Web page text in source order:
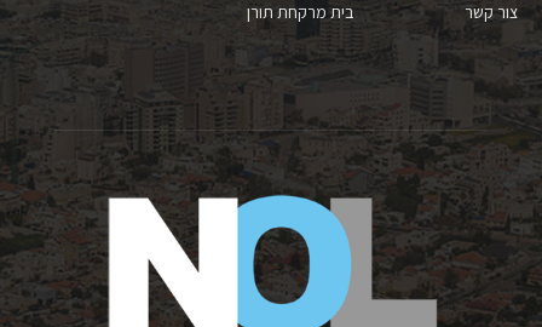
צור קשר
בית מרקחת תורן